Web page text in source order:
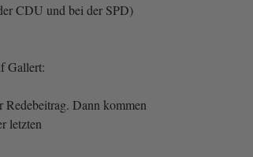
CDU und bei der SPD)
Gallert:
Redebeitrag. Dann kommen
letzten